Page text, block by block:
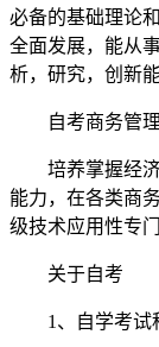
必备的基础理论
全面发展，能从
析，研究，创新
自考商务管理
培养掌握经济
能力，在各类商
级技术应用性专门
关于自考
1、自学考试